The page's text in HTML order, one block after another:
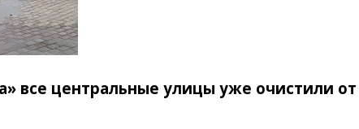
все центральные улицы уже очистили от